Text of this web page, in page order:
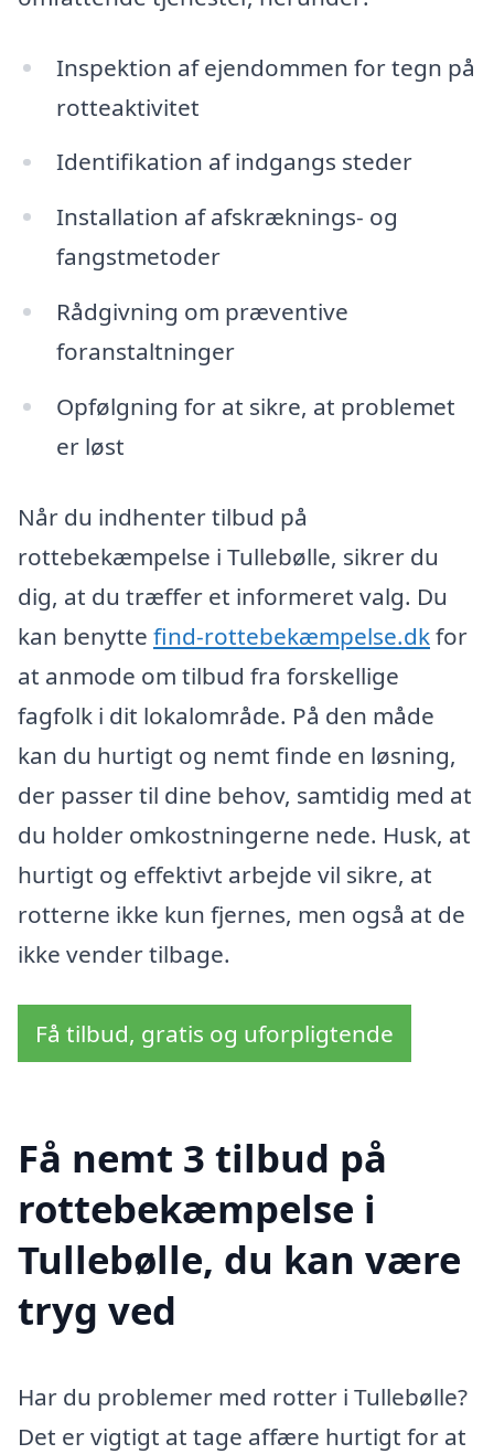
Inspektion af ejendommen for tegn på
rotteaktivitet
Identifikation af indgangs steder
Installation af afskræknings- og
fangstmetoder
Rådgivning om præventive
foranstaltninger
Opfølgning for at sikre, at problemet
er løst
Når du indhenter tilbud på
rottebekæmpelse i Tullebølle, sikrer du
dig, at du træffer et informeret valg. Du
kan benytte find-rottebekæmpelse.dkfor
at anmode om tilbud fra forskellige
fagfolk i dit lokalområde. På den måde
kan du hurtigt og nemt finde en løsning,
der passer til dine behov, samtidig med at
du holder omkostningerne nede. Husk, at
hurtigt og effektivt arbejde vil sikre, at
rotterne ikke kun fjernes, men også at de
ikke vender tilbage.
Få tilbud, gratis og uforpligtende
Få nemt 3 tilbud på
rottebekæmpelse i
Tullebølle, du kan være
tryg ved
Har du problemer med rotter i Tullebølle?
Det er vigtigt at tage affære hurtigt for at